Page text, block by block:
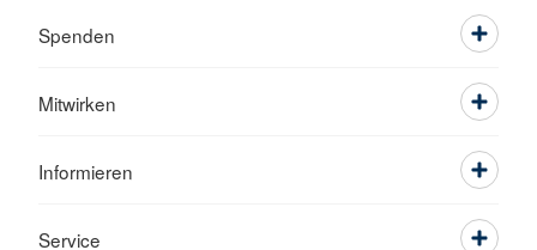
Spenden
Mitwirken
Informieren
Service